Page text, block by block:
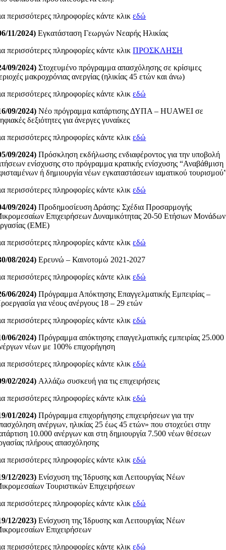
περισσότερες πληροφορίες κάντε κλικεδώ
11/2024) Εγκατάσταση Γεωργών Νεαρής Ηλικίας
περισσότερες πληροφορίες κάντε κλικΠΡΟΣΚΛΗΣΗ
09/2024)Στοχευμένο πρόγραμμα απασχόλησης σε κρίσιμες
μακροχρόνιας ανεργίας (ηλικίας 45 ετών και άνω)
περισσότερες πληροφορίες κάντε κλικεδώ
09/2024) Νέο πρόγραμμα κατάρτισης ΔΥΠΑ – HUAWEI σε
δεξιότητες για άνεργες γυναίκες
περισσότερες πληροφορίες κάντε κλικεδώ
09/2024)Πρόσκληση εκδήλωσης ενδιαφέροντος για την υποβολή
ενίσχυσης στο πρόγραμμα κρατικής ενίσχυσης “Αναβάθμιση
ή δημιουργία νέων εγκαταστάσεων ιαματικού
περισσότερες πληροφορίες κάντε κλικεδώ
09/2024)Προδημοσίευση Δράσης: Σχέδια Προσαρμογής
Επιχειρήσεων Δυναμικότητας 20-50 Ετήσιων Μονάδων
(ΕΜΕ)
περισσότερες πληροφορίες κάντε κλικεδώ
08/2024)Ερευνώ – Καινοτομώ 2021-2027
περισσότερες πληροφορίες κάντε κλικεδώ
06/2024) Πρόγραμμα Απόκτησης Επαγγελματικής Εμπειρίας –
για νέους ανέργους 18 – 29 ετών
περισσότερες πληροφορίες κάντε κλικεδώ
06/2024) Πρόγραμμα απόκτησης επαγγελματικής εμπειρίας 25.000
νέων με 100% επιχορήγηση
περισσότερες πληροφορίες κάντε κλικεδώ
02/2024) Αλλάζω συσκευή για τις επιχειρήσεις
περισσότερες πληροφορίες κάντε κλικεδώ
01/2024) Πρόγραμμα επιχορήγησης επιχειρήσεων για την
ανέργων, ηλικίας 25 έως 45 ετών» που στοχεύει στην
10.000 ανέργων και στη δημιουργία 7.500 νέων θέσεων
πλήρους απασχόλησης
περισσότερες πληροφορίες κάντε κλικεδώ
12/2023) Ενίσχυση της Ίδρυσης και Λειτουργίας Νέων
Τουριστικών Επιχειρήσεων
περισσότερες πληροφορίες κάντε κλικεδώ
12/2023) Ενίσχυση της Ίδρυσης και Λειτουργίας Νέων
Επιχειρήσεων
περισσότερες πληροφορίες κάντε κλικεδώ